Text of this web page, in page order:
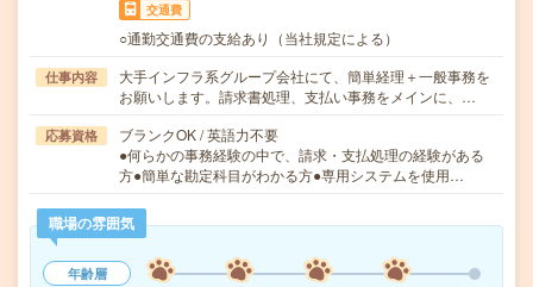
交通費
○通勤交通費の支給あり（当社規定による）
仕事内容
大手インフラ系グループ会社にて、簡単経理＋一般事務を
お願いします。請求書処理、支払い事務をメインに、…
応募資格
ブランクOK / 英語力不要
●何らかの事務経験の中で、請求・支払処理の経験がある
方●簡単な勘定科目がわかる方●専用システムを使用…
職場の雰囲気
年齢層